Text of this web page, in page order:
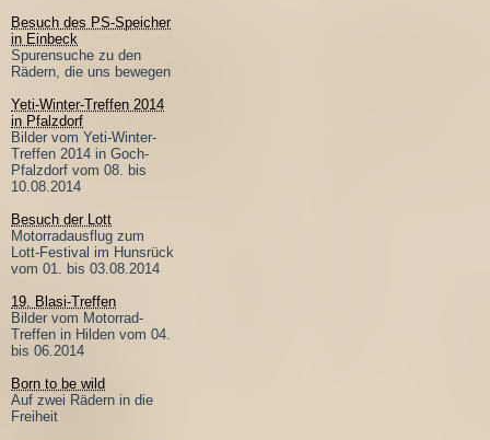
Besuch des PS-Speicher
in Einbeck
Spurensuche zu den
Rädern, die uns bewegen
Yeti-Winter-Treffen 2014
in Pfalzdorf
Bilder vom Yeti-Winter-
Treffen 2014 in Goch-
Pfalzdorf vom 08. bis
10.08.2014
Besuch der Lott
Motorradausflug zum
Lott-Festival im Hunsrück
vom 01. bis 03.08.2014
19. Blasi-Treffen
Bilder vom Motorrad-
Treffen in Hilden vom 04.
bis 06.2014
Born to be wild
Auf zwei Rädern in die
Freiheit